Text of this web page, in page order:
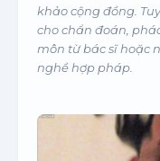
khảo cộng đồng.
cho chẩn đoán,
môn từ bác sĩ hoặc
nghề hợp pháp.